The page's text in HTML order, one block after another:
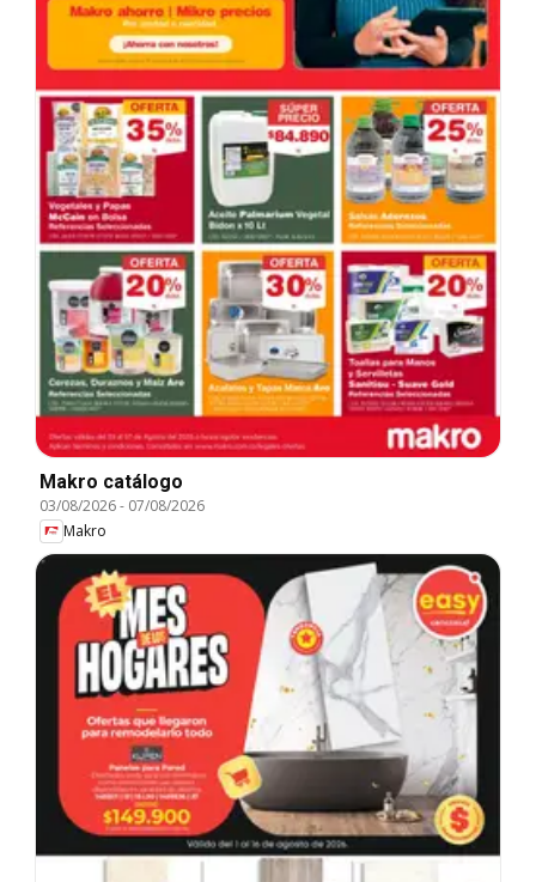
Makro catálogo
03/08/2026- 07/08/2026
Makro